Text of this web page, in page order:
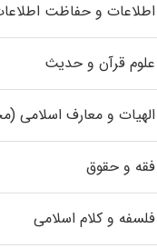
و حفاظت
قرآن و حدیث
الهیات و معارف
و حقوق
و کلام اسلامی